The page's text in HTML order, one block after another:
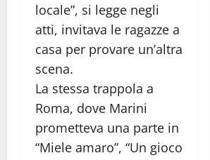
locale”, si legge negli
atti, invitava le ragazze a
casa per provare un’altra
scena.
La stessa trappola a
Roma, dove Marini
prometteva una parte in
“Miele amaro”, “Un gioco